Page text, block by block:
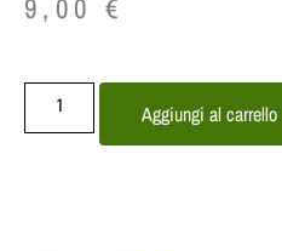
9,00 €
Aggiungi al carrello